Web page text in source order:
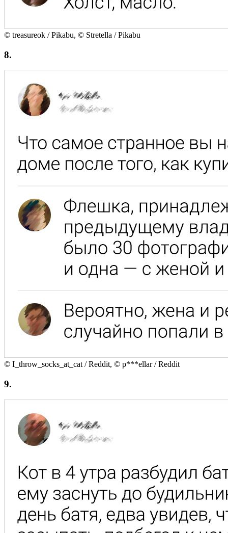
© treasureok / Pikabu, © Stretella / Pikabu
8.
© I_throw_socks_at_cat / Reddit, © p***ellar / Reddit
9.